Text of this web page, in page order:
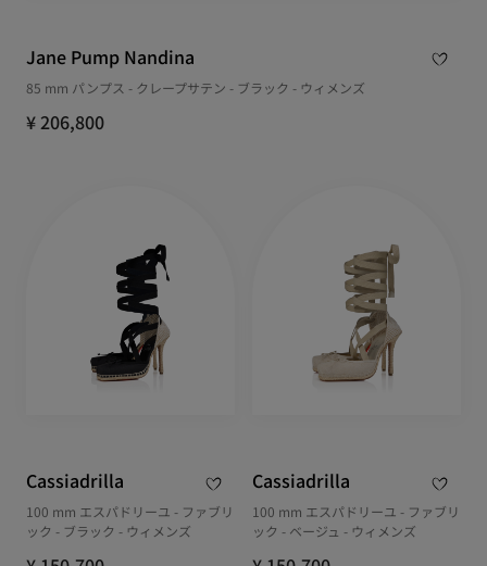
Jane Pump Nandina
85 mm パンプス - クレープサテン - ブラック - ウィメンズ
¥ 206,800
Cassiadrilla
100 mm エスパドリーユ - ファブリ
ック - ブラック - ウィメンズ
Cassiadrilla
100 mm エスパドリーユ - ファブリ
ック - ベージュ - ウィメンズ